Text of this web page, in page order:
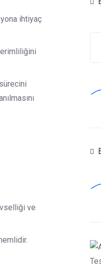
ihtiyaç
ve